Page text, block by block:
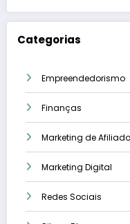
Categorias
Empreendedorismo
Finanças
Marketing de
Marketing Digital
Redes Sociais